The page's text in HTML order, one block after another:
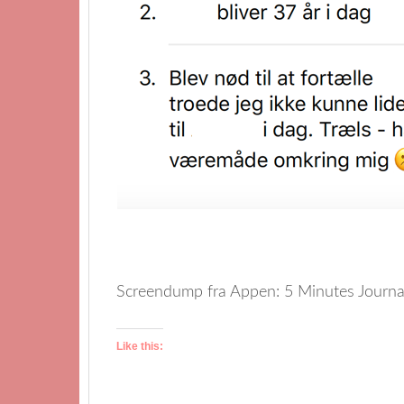
Screendump fra Appen: 5 Minutes
Like this: